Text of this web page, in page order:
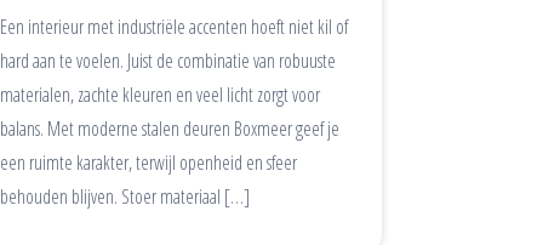
Een interieur met industriële accenten hoeft niet kil of
hard aan te voelen. Juist de combinatie van robuuste
materialen, zachte kleuren en veel licht zorgt voor
balans. Met moderne stalen deuren Boxmeer geef je
een ruimte karakter, terwijl openheid en sfeer
behouden blijven. Stoer materiaal […]